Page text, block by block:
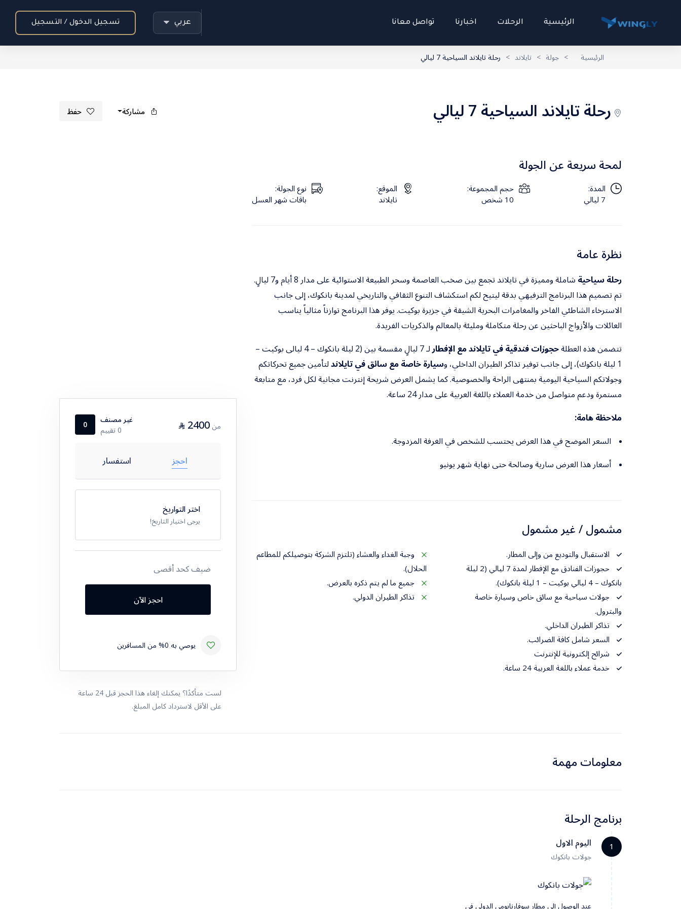
الرئيسية الرحلات اخبارنا تواصل معانا عربي تسجيل الدخول / التسجيل
الرئيسية > جولة > تايلاند > رحلة تايلاند السياحية 7 ليالي
رحلة تايلاند السياحية 7 ليالي مشاركة حفظ
لمحة سريعة عن الجولة
المدة:
7 ليالي
حجم المجموعة:
10 شخص
الموقع:
تايلاند
نوع الجولة:
باقات شهر العسل
نظرة عامة
رحلة سياحية
شاملة ومميزة في تايلاند تجمع بين صخب العاصمة وسحر الطبيعة الاستوائية على مدار 8 أيام و7 ليالٍ.
تم تصميم هذا البرنامج الترفيهي بدقة ليتيح لكم استكشاف التنوع الثقافي والتاريخي لمدينة بانكوك، إلى جانب
الاسترخاء الشاطئي الفاخر والمغامرات البحرية الشيقة في جزيرة بوكيت. يوفر هذا البرنامج توازناً مثالياً يناسب
العائلات والأزواج الباحثين عن رحلة متكاملة ومليئة بالمعالم والذكريات الفريدة.
تتضمن هذه العطلةحجوزات فندقية في تايلاند مع الإفطار
لـ 7 ليالٍ مقسمة بين (2 ليلة بانكوك – 4 ليالى بوكيت –
1 ليلة بانكوك)، إلى جانب توفير تذاكر الطيران الداخلي، و
سيارة خاصة مع سائق في تايلاند لتأمين جميع تحركاتكم
وجولاتكم السياحية اليومية بمنتهى الراحة والخصوصية. كما يشمل العرض شريحة إنترنت مجانية لكل فرد، مع متابعة
مستمرة ودعم متواصل من خدمة العملاء باللغة العربية على مدار 24 ساعة.
ملاحظة هامة:
السعر الموضح في هذا العرض يحتسب للشخص في الغرفة المزدوجة.
أسعار هذا العرض سارية وصالحة حتى نهاية شهر يونيو
مشمول / غير مشمول
الاستقبال والتوديع من وإلى المطار.
حجوزات الفنادق مع الإفطار لمدة 7 ليالي (2 ليلة
بانكوك – 4 ليالي بوكيت – 1 ليلة بانكوك).
جولات سياحية مع سائق خاص وسيارة خاصة
والبترول.
تذاكر الطيران الداخلي.
السعر شامل كافة الضرائب.
شرائح إلكترونية للإنترنت
خدمة عملاء باللغة العربية 24 ساعة.
وجبة الغداء والعشاء (تلتزم الشركة بتوصيلكم للمطاعم
الحلال).
جميع ما لم يتم ذكره بالعرض.
تذاكر الطيران الدولي.
من 2400
⃁
غير مصنف
0 تقييم
0
احجز استفسار
اختر التواريخ
يرجى اختيار التاريخ!
ضيف كحد أقصى
احجز الآن
يوصي به 0% من المسافرين
لست متأكدًا؟ يمكنك إلغاء هذا الحجز قبل 24 ساعة
على الأقل لاسترداد كامل المبلغ.
معلومات مهمة
برنامج الرحلة
1 اليوم الاول
جولات بانكوك
عند الوصول إلى مطار سوفارنابومي الدولي في